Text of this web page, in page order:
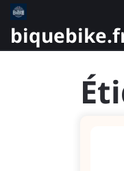
Skip
content